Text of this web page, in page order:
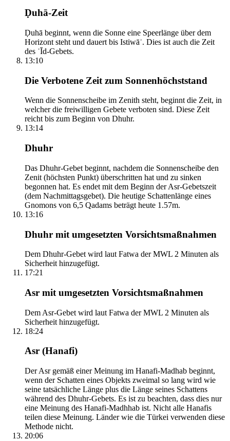
Ḍuhā-Zeit
Ḍuhā beginnt, wenn die Sonne eine Speerlänge über dem
Horizont steht und dauert bis Istiwāʾ. Dies ist auch die Zeit
des ʿĪd-Gebets.
13:10
Die Verbotene Zeit zum Sonnenhöchststand
Wenn die Sonnenscheibe im Zenith steht, beginnt die Zeit, in
welcher die freiwilligen Gebete verboten sind. Diese Zeit
reicht bis zum Beginn von Dhuhr.
13:14
Dhuhr
Das Dhuhr-Gebet beginnt, nachdem die Sonnenscheibe den
Zenit (höchsten Punkt) überschritten hat und zu sinken
begonnen hat. Es endet mit dem Beginn der Asr-Gebetszeit
(dem Nachmittagsgebet). Die heutige Schattenlänge eines
Gnomons von 6,5 Qadams beträgt heute 1.57m.
13:16
Dhuhr mit umgesetzten Vorsichtsmaßnahmen
Dem Dhuhr-Gebet wird laut Fatwa der MWL 2 Minuten als
Sicherheit hinzugefügt.
17:21
Asr mit umgesetzten Vorsichtsmaßnahmen
Dem Asr-Gebet wird laut Fatwa der MWL 2 Minuten als
Sicherheit hinzugefügt.
18:24
Asr (Hanafi)
Der Asr gemäß einer Meinung im Hanafi-Madhab beginnt,
wenn der Schatten eines Objekts zweimal so lang wird wie
seine tatsächliche Länge plus die Länge seines Schattens
während des Dhuhr-Gebets. Es ist zu beachten, dass dies nur
eine Meinung des Hanafi-Madhhab ist. Nicht alle Hanafis
teilen diese Meinung. Länder wie die Türkei verwenden diese
Methode nicht.
20:06